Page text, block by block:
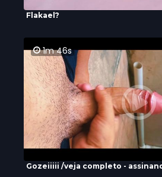
Flakael?
1m 46s
Gozeiiiii /veja completo -